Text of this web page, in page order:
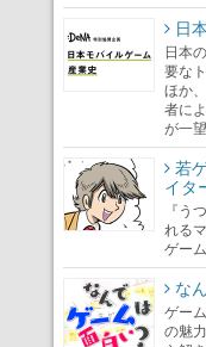
日
日本
要な
ほか
者に
が一
若
イタ
『う
れる
ゲー
な
ゲー
の魅